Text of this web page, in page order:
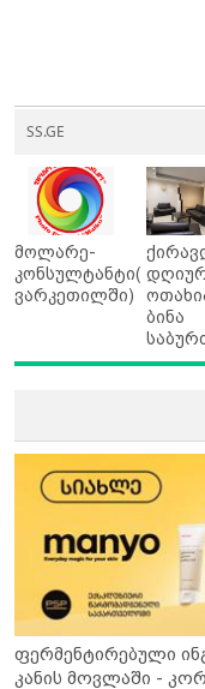
SS.GE
მოლარე-
კონსულტანტი(
ვარკეთილში)
ბინა
ფერმენტირებული
კანის მოვლაში -